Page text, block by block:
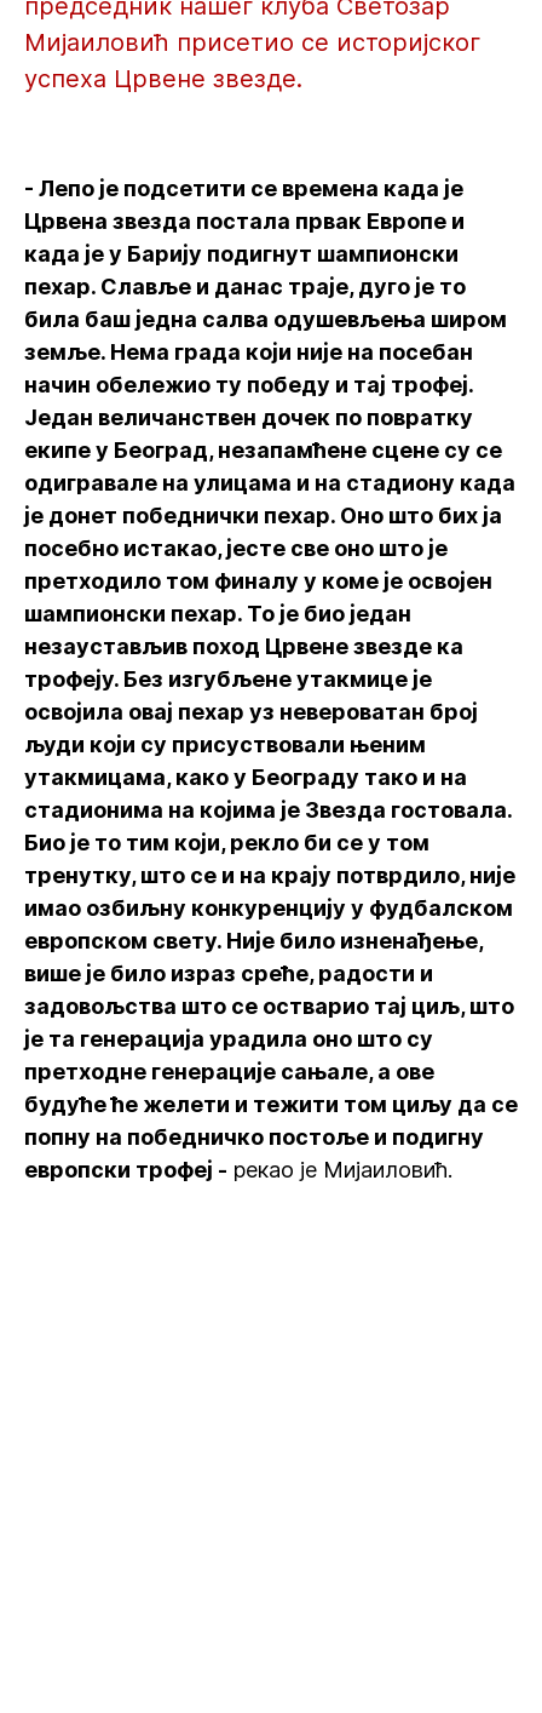
председник нашег клуба Светозар
Мијаиловић присетио се историјског
успеха Црвене звезде.
- Лепо је подсетити се времена када је
Црвена звезда постала првак Европе и
када је у Барију подигнут шампионски
пехар. Славље и данас траје, дуго је то
била баш једна салва одушевљења широм
земље. Нема града који није на посебан
начин обележио ту победу и тај трофеј.
Један величанствен дочек по повратку
екипе у Београд, незапамћене сцене су се
одигравале на улицама и на стадиону када
је донет победнички пехар. Оно што бих ја
посебно истакао, јесте све оно што је
претходило том финалу у коме је освојен
шампионски пехар. То је био један
незаустављив поход Црвене звезде ка
трофеју. Без изгубљене утакмице је
освојила овај пехар уз невероватан број
људи који су присуствовали њеним
утакмицама, како у Београду тако и на
стадионима на којима је Звезда гостовала.
Био је то тим који, рекло би се у том
тренутку, што се и на крају потврдило, није
имао озбиљну конкуренцију у фудбалском
европском свету. Није било изненађење,
више је било израз среће, радости и
задовољства што се остварио тај циљ, што
је та генерација урадила оно што су
претходне генерације сањале, а ове
будуће ће желети и тежити том циљу да се
попну на победничко постоље и подигну
европски трофеј - рекао је Мијаиловић.